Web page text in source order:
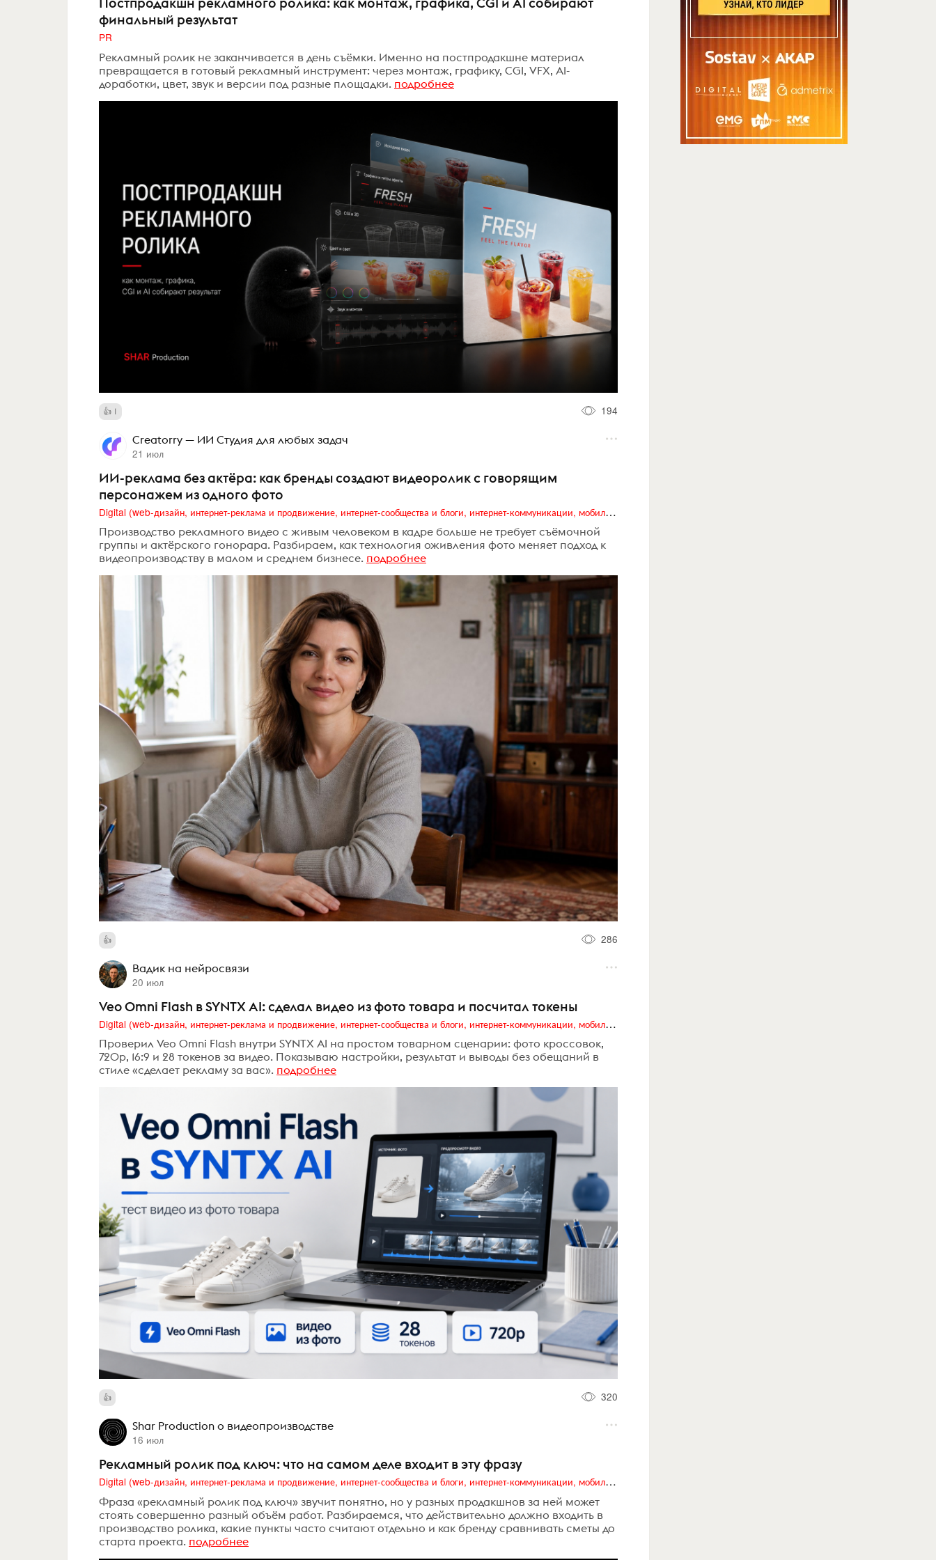
финальный результат
PR
Рекламный ролик не заканчивается в день съёмки. Именно на постпродакшне материал
превращается в готовый рекламный инструмент: через монтаж, графику, CGI, VFX, AI-
доработки, цвет, звук и версии под разные площадки. подробнее
1 194
Creatorry — ИИ Студия для любых задач
21 июл
ИИ-реклама без актёра: как бренды создают видеоролик с говорящим
персонажем из одного фото
Digital (web-дизайн, интернет-реклама и продвижение, интернет-сообщества и блоги, интернет-коммуникации, мобильный маркетинг, реклама на цифровых экранах)
Производство рекламного видео с живым человеком в кадре больше не требует съёмочной
группы и актёрского гонорара. Разбираем, как технология оживления фото меняет подход к
видеопроизводству в малом и среднем бизнесе. подробнее
286
Вадик на нейросвязи
20 июл
Veo Omni Flash в SYNTX AI: сделал видео из фото товара и посчитал токены
Digital (web-дизайн, интернет-реклама и продвижение, интернет-сообщества и блоги, интернет-коммуникации, мобильный маркетинг, реклама на цифровых экранах)
Проверил Veo Omni Flash внутри SYNTX AI на простом товарном сценарии: фото кроссовок,
720p, 16:9 и 28 токенов за видео. Показываю настройки, результат и выводы без обещаний в
стиле «сделает рекламу за вас». подробнее
320
Shar Production о видеопроизводстве
16 июл
Рекламный ролик под ключ: что на самом деле входит в эту фразу
Digital (web-дизайн, интернет-реклама и продвижение, интернет-сообщества и блоги, интернет-коммуникации, мобильный маркетинг, реклама на цифровых экранах)
Фраза «рекламный ролик под ключ» звучит понятно, но у разных продакшнов за ней может
стоять совершенно разный объём работ. Разбираемся, что действительно должно входить в
производство ролика, какие пункты часто считают отдельно и как бренду сравнивать сметы до
старта проекта. подробнее